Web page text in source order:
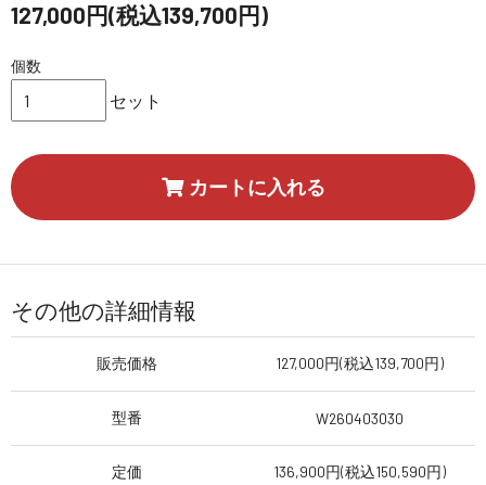
127,000円(税込139,700円)
個数
セット
カートに入れる
その他の詳細情報
販売価格 127,000円(税込139,700円)
型番 W260403030
定価 136,900円(税込150,590円)